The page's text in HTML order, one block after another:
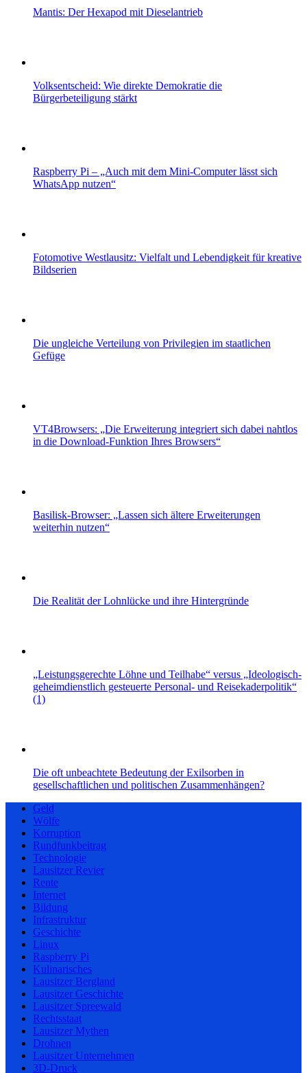
Mantis: Der Hexapod mit Dieselantrieb
Volksentscheid: Wie direkte Demokratie die
Bürgerbeteiligung stärkt
Raspberry Pi – „Auch mit dem Mini-Computer lässt sich
WhatsApp nutzen“
Fotomotive Westlausitz: Vielfalt und Lebendigkeit für kreative
Bildserien
Die ungleiche Verteilung von Privilegien im staatlichen
Gefüge
VT4Browsers: „Die Erweiterung integriert sich dabei nahtlos
in die Download-Funktion Ihres Browsers“
Basilisk-Browser: „Lassen sich ältere Erweiterungen
weiterhin nutzen“
Die Realität der Lohnlücke und ihre Hintergründe
„Leistungsgerechte Löhne und Teilhabe“ versus „Ideologisch-
geheimdienstlich gesteuerte Personal- und Reisekaderpolitik“
(1)
Die oft unbeachtete Bedeutung der Exilsorben in
gesellschaftlichen und politischen Zusammenhängen?
Geld
Wölfe
Korruption
Rundfunkbeitrag
Technologie
Lausitzer Revier
Rente
Internet
Bildung
Infrastruktur
Geschichte
Linux
Raspberry Pi
Kulinarisches
Lausitzer Bergland
Lausitzer Geschichte
Lausitzer Spreewald
Rechtsstaat
Lausitzer Mythen
Drohnen
Lausitzer Unternehmen
3D-Druck